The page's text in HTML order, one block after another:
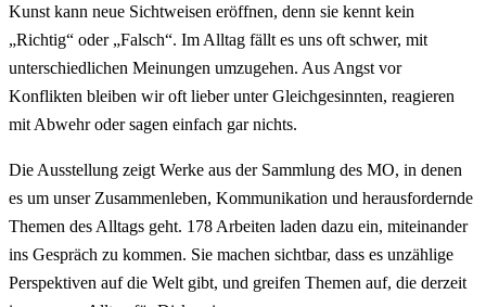
Kunst kann neue Sichtweisen eröffnen, denn sie kennt kein
„Richtig“ oder „Falsch“. Im Alltag fällt es uns oft schwer, mit
unterschiedlichen Meinungen umzugehen. Aus Angst vor
Konflikten bleiben wir oft lieber unter Gleichgesinnten, reagieren
mit Abwehr oder sagen einfach gar nichts.
Die Ausstellung zeigt Werke aus der Sammlung des MO, in denen
es um unser Zusammenleben, Kommunikation und herausfordernde
Themen des Alltags geht. 178 Arbeiten laden dazu ein, miteinander
ins Gespräch zu kommen. Sie machen sichtbar, dass es unzählige
Perspektiven auf die Welt gibt, und greifen Themen auf, die derzeit